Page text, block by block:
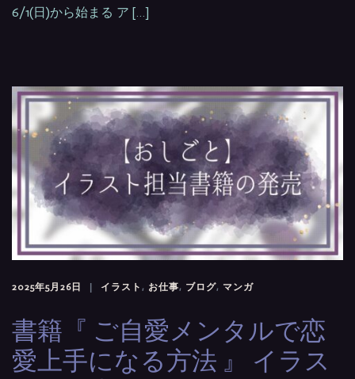
6/1(日)から始まる ア […]
2025年5月26日 イラスト , お仕事, ブログ, マンガ
書籍『 ご自愛メンタルで恋
愛上手になる方法 』 イラス